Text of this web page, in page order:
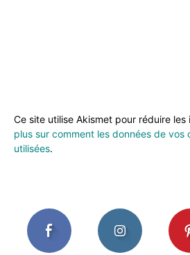
Ce site utilise Akismet pour réduire les
plus sur comment les données de vos
utilisées.